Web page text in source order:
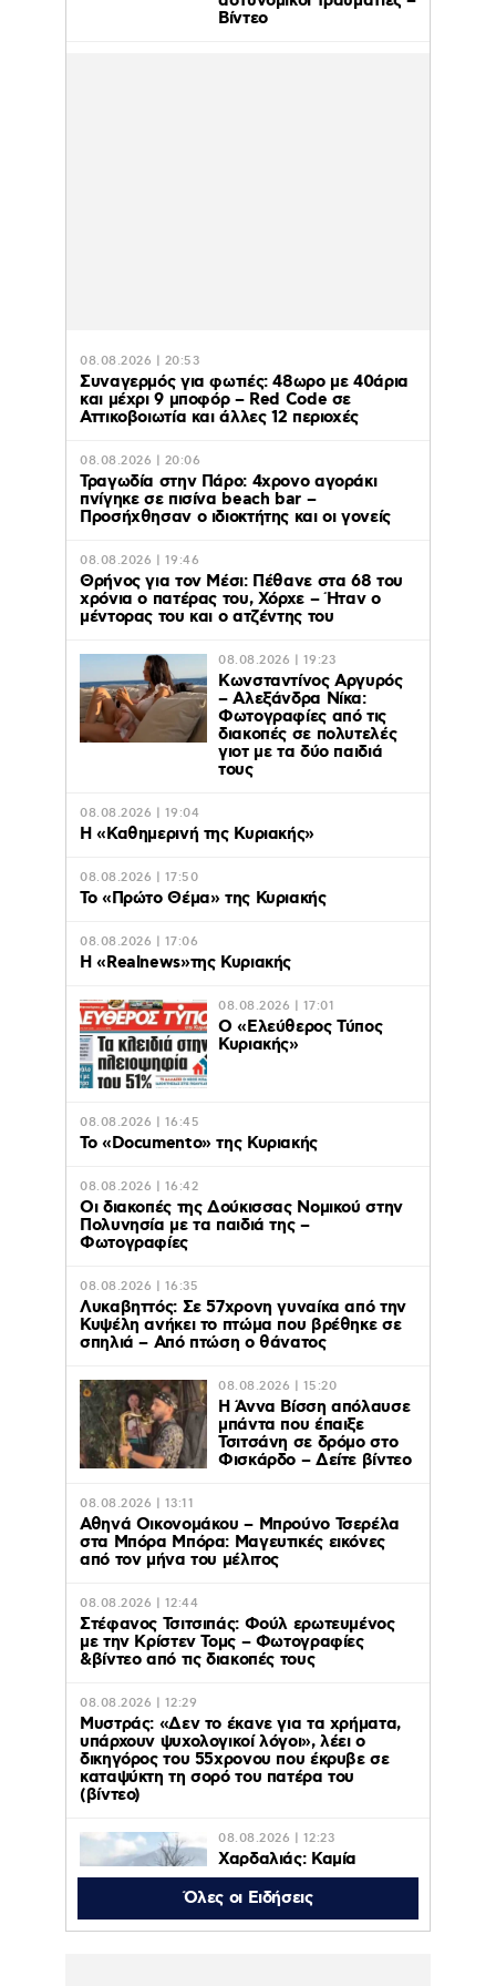
Βίντεο
08.08.2026 | 20:53
Συναγερμός για φωτιές: 48ωρο με 40άρια
και μέχρι 9 μποφόρ – Red Code σε
Αττικοβοιωτία και άλλες 12 περιοχές
08.08.2026 | 20:06
Τραγωδία στην Πάρο: 4χρονο αγοράκι
πνίγηκε σε πισίνα beach bar –
Προσήχθησαν ο ιδιοκτήτης και οι γονείς
08.08.2026 | 19:46
Θρήνος για τον Μέσι: Πέθανε στα 68 του
χρόνια ο πατέρας του, Χόρχε – Ήταν ο
μέντορας του και ο ατζέντης του
08.08.2026 | 19:23
Κωνσταντίνος Αργυρός
– Αλεξάνδρα Νίκα:
Φωτογραφίες από τις
διακοπές σε πολυτελές
γιοτ με τα δύο παιδιά
τους
08.08.2026 | 19:04
H «Καθημερινή της Κυριακής»
08.08.2026 | 17:50
Το «Πρώτο Θέμα» της Κυριακής
08.08.2026 | 17:06
Η «Realnews»της Κυριακής
08.08.2026 | 17:01
Ο «Eλεύθερος Τύπος
Κυριακής»
08.08.2026 | 16:45
Το «Documento» της Κυριακής
08.08.2026 | 16:42
Οι διακοπές της Δούκισσας Νομικού στην
Πολυνησία με τα παιδιά της –
Φωτογραφίες
08.08.2026 | 16:35
Λυκαβηττός: Σε 57χρονη γυναίκα από την
Κυψέλη ανήκει το πτώμα που βρέθηκε σε
σπηλιά – Από πτώση ο θάνατος
08.08.2026 | 15:20
Η Άννα Βίσση απόλαυσε
μπάντα που έπαιξε
Τσιτσάνη σε δρόμο στο
Φισκάρδο – Δείτε βίντεο
08.08.2026 | 13:11
Αθηνά Οικονομάκου – Μπρούνο Τσερέλα
στα Μπόρα Μπόρα: Mαγευτικές εικόνες
από τον μήνα του μέλιτος
08.08.2026 | 12:44
Στέφανος Τσιτσιπάς: Φούλ ερωτευμένος
με την Κρίστεν Τομς – Φωτογραφίες
&βίντεο από τις διακοπές τους
08.08.2026 | 12:29
Μυστράς: «Δεν το έκανε για τα χρήματα,
υπάρχουν ψυχολογικοί λόγοι», λέει ο
δικηγόρος του 55χρονου που έκρυβε σε
καταψύκτη τη σορό του πατέρα του
(βίντεο)
08.08.2026 | 12:23
Χαρδαλιάς: Καμία
ανεμογεννήτρια σε
καμένες και
αναδασωτέες περιοχές
της Αττικής
Όλες οι Ειδήσεις